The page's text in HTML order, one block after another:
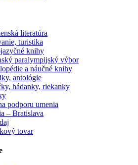
literatúra
turistika
knihy
paralympijský výbor
a náučné knihy
antológie
hádanky, riekanky
podporu umenia
– Bratislava
tovar